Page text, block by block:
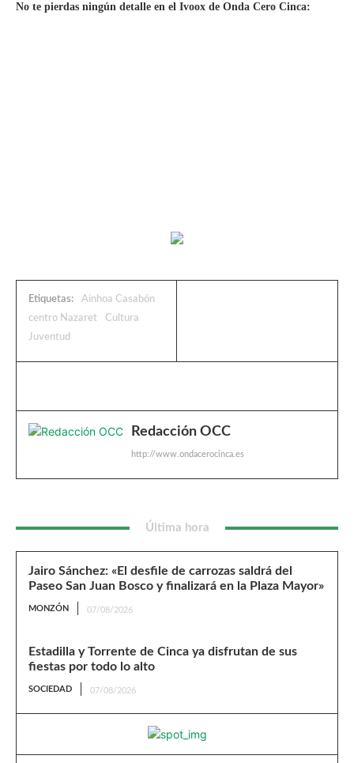
No te pierdas ningún detalle en el Ivoox de Onda Cero Cinca:
Etiquetas:
Ainhoa Casabón
centro Nazaret
Cultura
Juventud
Redacción OCC
http://www.ondacerocinca.es
Última hora
Jairo Sánchez: «El desfile de carrozas saldrá del
Paseo San Juan Bosco y finalizará en la Plaza Mayor»
MONZÓN 07/08/2026
Estadilla y Torrente de Cinca ya disfrutan de sus
fiestas por todo lo alto
SOCIEDAD 07/08/2026